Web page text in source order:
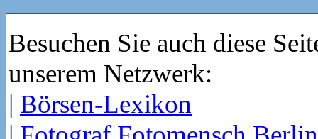
Besuchen Sie auch diese
unserem Netzwerk:
| Börsen-Lexikon